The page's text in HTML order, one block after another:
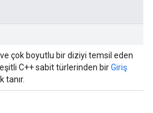
çok boyutlu bir diziyi temsil eden
C++ sabit türlerinden birGiriş
tanır.